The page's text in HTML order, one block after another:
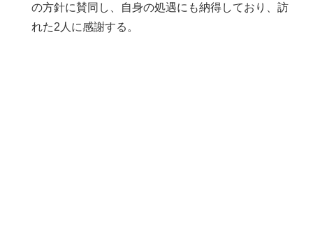
の方針に賛同し、自身の処遇にも納得しており、訪
れた2人に感謝する。